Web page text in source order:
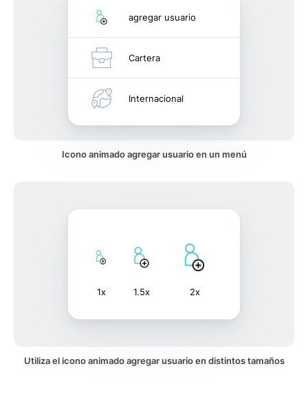
agregar usuario
Cartera
Internacional
Icono animado agregar usuario en un menú
1x 1.5x 2x
Utiliza el icono animado agregar usuario en distintos tamaños